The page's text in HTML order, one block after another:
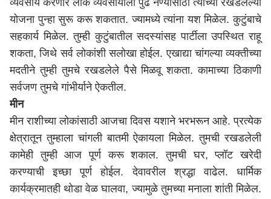
व्यवसाय करणारे लोक व्यवसायाला पुढे नेण्यासाठी त्यांच्या रखडलेल्या
योजना पुन्हा सुरू करू शकतात. ज्यामध्ये त्यांना यश मिळेल. कुटुंबाचे
सहकार्य मिळेल. तुम्ही कुटुंबातील सदस्यांसह पार्टीला उपस्थित राहू
शकता, जिथे सर्व लोकांशी सलोखा होईल. एखाद्या चांगल्या व्यक्तीच्या
मदतीने तुम्ही तुमचे रखडलेले पैसे मिळवू शकता. कामाच्या ठिकाणी
सर्वजण तुमचे गांभीर्याने ऐकतील.
मीन
मीन राशीच्या लोकांसाठी आजचा दिवस यशाने भरभरून आहे. प्रत्येक
क्षेत्रातून तुम्हाला चांगली बातमी ऐकायला मिळेल. तुमची रखडलेली
कामेही तुम्ही आज पूर्ण करू शकाल. तुमची घर, प्लॉट खरेदी
करण्याची इच्छा पूर्ण होईल. देवावरील श्रद्धा वाढेल. धार्मिक
कार्यक्रमातही थोडा वेळ घालवा, ज्यामुळे तुमच्या मनाला शांती मिळेल.